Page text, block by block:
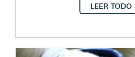
LEER TODO